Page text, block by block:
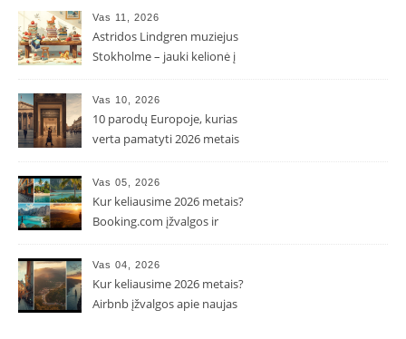
Vas 11, 2026
Astridos Lindgren muziejus
Stokholme – jauki kelionė į
Vas 10, 2026
10 parodų Europoje, kurias
verta pamatyti 2026 metais
Vas 05, 2026
Kur keliausime 2026 metais?
Booking.com įžvalgos ir
Vas 04, 2026
Kur keliausime 2026 metais?
Airbnb įžvalgos apie naujas